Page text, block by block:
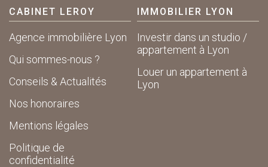
CABINET LEROY
Agence immobilière Lyon
Qui sommes-nous ?
Conseils & Actualités
Nos honoraires
Mentions légales
Politique de
confidentialité
IMMOBILIER LYON
Investir dans un studio /
appartement à Lyon
Louer un appartement à
Lyon